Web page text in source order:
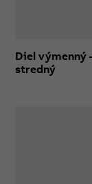
Diel výmenný
stredný